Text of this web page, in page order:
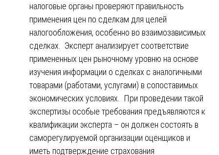
налоговые органы проверяют правильность
применения цен по сделкам для целей
налогообложения, особенно во взаимозависимых
сделках. Эксперт анализирует соответствие
примененных цен рыночному уровню на основе
изучения информации о сделках с аналогичными
товарами (работами, услугами) в сопоставимых
экономических условиях. При проведении такой
экспертизы особые требования предъявляются к
квалификации эксперта – он должен состоять в
саморегулируемой организации оценщиков и
иметь подтверждение страхования